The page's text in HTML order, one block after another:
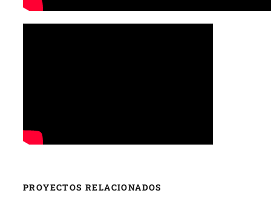
PROYECTOS RELACIONADOS